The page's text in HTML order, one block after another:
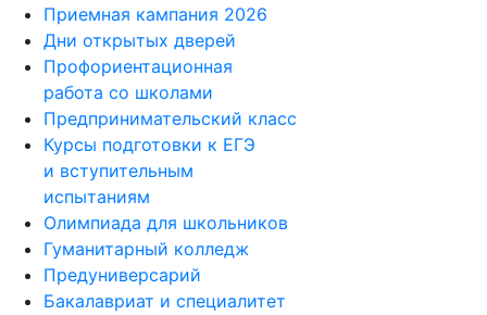
Приемная кампания 2026
Дни открытых дверей
Профориентационная
работа со школами
Предпринимательский класс
Курсы подготовки к ЕГЭ
и вступительным
испытаниям
Олимпиада для школьников
Гуманитарный колледж
Предуниверсарий
Бакалавриат и специалитет